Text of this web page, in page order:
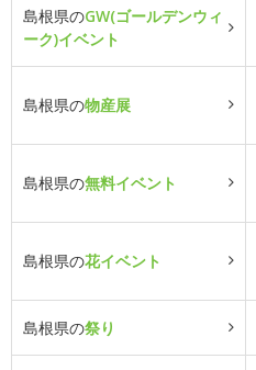
島根県のGW(ゴールデンウィ
ーク)イベント
島根県の物産展
島根県の無料イベント
島根県の花イベント
島根県の祭り